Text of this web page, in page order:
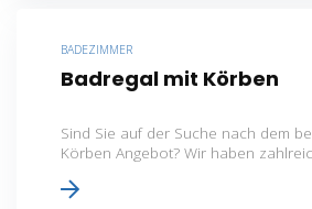
BADEZIMMER
Badregal mit Körben
Sind Sie auf der Suche nach dem
Körben Angebot? Wir haben